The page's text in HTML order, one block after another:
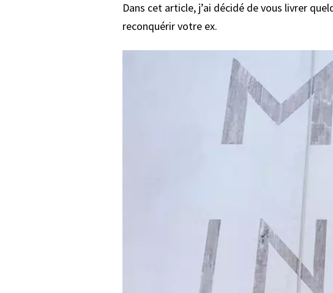
Dans cet article, j’ai décidé de vous livrer
reconquérir votre ex.